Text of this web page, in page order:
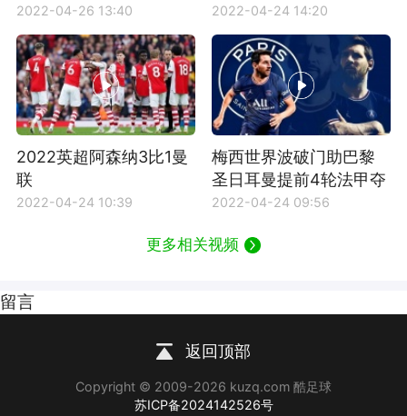
2022-04-26 13:40 2022-04-24 14:20
2022英超阿森纳3比1曼
联
2022-04-24 10:39
梅西世界波破门助巴黎
圣日耳曼提前4轮法甲夺
冠
2022-04-24 09:56
更多相关视频
留言
返回顶部
Copyright © 2009-2026 kuzq.com 酷足球
苏ICP备2024142526号